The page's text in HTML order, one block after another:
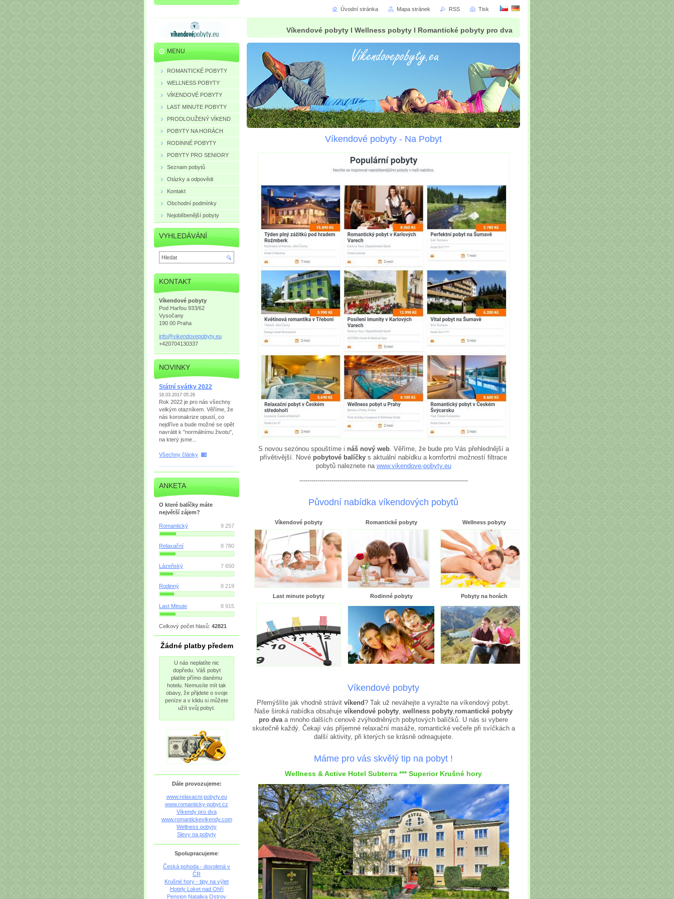
Víkendové pobyty l Wellness pobyty l Romantické pobyty pro dva
Víkendové pobyty - Na Pobyt
S novou sezónou spouštíme i náš nový web. Věříme, že bude pro Vás přehlednější a
přívětivější. Nové pobytové balíčky s aktuální nabídku a komfortní možností filtrace
pobytů naleznete na www.vikendove-pobyty.eu
------------------------------------------------------------------------------------
Původní nabídka víkendových pobytů
Víkendové pobyty Romantické pobyty Wellness pobyty
Last minute pobyty Rodinné pobyty Pobyty na horách
Víkendové pobyty
Přemýšlíte jak vhodně strávit víkend? Tak už neváhejte a vyražte na víkendový pobyt.
Naše široká nabídka obsahuje víkendové pobyty, wellness pobyty,romantické pobyty
pro dvaa mnoho dalších cenově zvýhodněných pobytových balíčků. U nás si vybere
skutečně každý. Čekají vás příjemné relaxační masáže, romantické večeře při svíčkách a
další aktivity, při kterých se krásně odreagujete.
Máme pro vás skvělý tip na pobyt !
Wellness & Active Hotel Subterra *** Superior Krušné hory
MENU
ROMANTICKÉ POBYTY
WELLNESS POBYTY
VÍKENDOVÉ POBYTY
LAST MINUTE POBYTY
PRODLOUŽENÝ VÍKEND
POBYTY NA HORÁCH
RODINNÉ POBYTY
POBYTY PRO SENIORY
Seznam pobytů
Otázky a odpovědi
Kontakt
Obchodní podmínky
Nejoblíbenější pobyty
VYHLEDÁVÁNÍ
KONTAKT
Víkendové pobyty
Pod Harfou 933/62
Vysočany
190 00 Praha
info@vikendovepobyty.eu
+420704130337
NOVINKY
Státní svátky 2022
18.03.2017 05:26
Rok 2022 je pro nás všechny
velkým otazníkem. Věříme, že
nás koronakrize opustí, co
nejdříve a bude možné se opět
navrátit k "normálnímu životu",
na který jsme...
Všechny články
ANKETA
O které balíčky máte
největší zájem?
Romantický 9 257
Relaxační 8 780
Lázeňský 7 650
Rodinný 8 219
Last Minute 8 915
Celkový počet hlasů: 42821
Žádné platby předem
U nás neplatíte nic
dopředu. Váš pobyt
platíte přímo danému
hotelu. Nemusíte mít tak
obavy, že přijdete o svoje
peníze a v klidu si můžete
užít svůj pobyt.
Dále provozujeme:
www.relaxacni-pobyty.eu
www.romanticky-pobyt.cz
Víkendy pro dva
www.romantickevikendy.com
Wellness pobyty
Slevy na pobyty
Spolupracujeme:
Česká pohoda - dovolená v
ČR
Krušné hory - tipy na výlet
Hotely Loket nad Ohří
Pension Nataliya Ostrov
Úvodní stránka Mapa stránek RSS Tisk